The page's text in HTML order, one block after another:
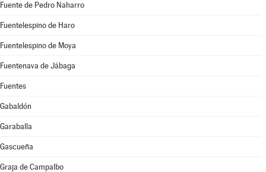
Fuente de Pedro Naharro
Fuentelespino de Haro
Fuentelespino de Moya
Fuentenava de Jábaga
Fuentes
Gabaldón
Garaballa
Gascueña
Graja de Campalbo